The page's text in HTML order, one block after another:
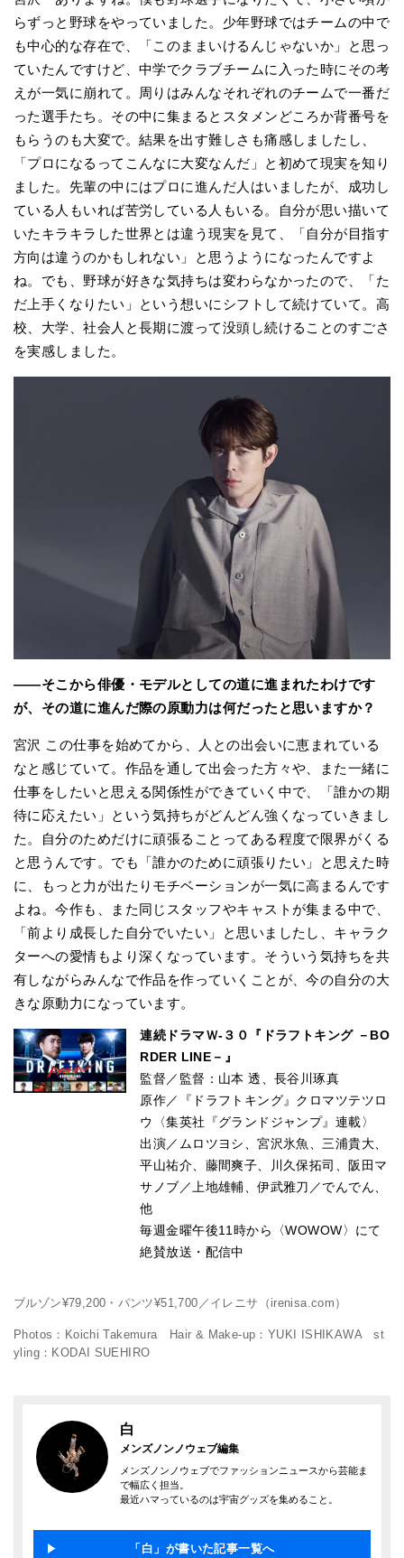
らずっと野球をやっていました。少年野球ではチームの中で
も中心的な存在で、「このままいけるんじゃないか」と思っ
ていたんですけど、中学でクラブチームに入った時にその考
えが一気に崩れて。周りはみんなそれぞれのチームで一番だ
った選手たち。その中に集まるとスタメンどころか背番号を
もらうのも大変で。結果を出す難しさも痛感しましたし、
「プロになるってこんなに大変なんだ」と初めて現実を知り
ました。先輩の中にはプロに進んだ人はいましたが、成功し
ている人もいれば苦労している人もいる。自分が思い描いて
いたキラキラした世界とは違う現実を見て、「自分が目指す
方向は違うのかもしれない」と思うようになったんですよ
ね。でも、野球が好きな気持ちは変わらなかったので、「た
だ上手くなりたい」という想いにシフトして続けていて。高
校、大学、社会人と長期に渡って没頭し続けることのすごさ
を実感しました。
――そこから俳優・モデルとしての道に進まれたわけです
が、その道に進んだ際の原動力は何だったと思いますか？
宮沢 この仕事を始めてから、人との出会いに恵まれている
なと感じていて。作品を通して出会った方々や、また一緒に
仕事をしたいと思える関係性ができていく中で、「誰かの期
待に応えたい」という気持ちがどんどん強くなっていきまし
た。自分のためだけに頑張ることってある程度で限界がくる
と思うんです。でも「誰かのために頑張りたい」と思えた時
に、もっと力が出たりモチベーションが一気に高まるんです
よね。今作も、また同じスタッフやキャストが集まる中で、
「前より成長した自分でいたい」と思いましたし、キャラク
ターへの愛情もより深くなっています。そういう気持ちを共
有しながらみんなで作品を作っていくことが、今の自分の大
きな原動力になっています。
連続ドラマＷ-３０『ドラフトキング －BO
RDER LINE－』
監督／監督：山本 透、長谷川琢真
原作／『ドラフトキング』クロマツテツロ
ウ〈集英社『グランドジャンプ』連載〉
出演／ムロツヨシ、宮沢氷魚、三浦貴大、
平山祐介、藤間爽子、川久保拓司、阪田マ
サノブ／上地雄輔、伊武雅刀／でんでん、
他
毎週金曜午後11時から〈WOWOW〉にて
絶賛放送・配信中
ブルゾン¥79,200・パンツ¥51,700／イレニサ（irenisa.com）
Photos：Koichi Takemura Hair & Make-up：YUKI ISHIKAWA st
yling：KODAI SUEHIRO
白
メンズノンノウェブ編集
メンズノンノウェブでファッションニュースから芸能ま
で幅広く担当。
最近ハマっているのは宇宙グッズを集めること。
「白」が書いた記事一覧へ